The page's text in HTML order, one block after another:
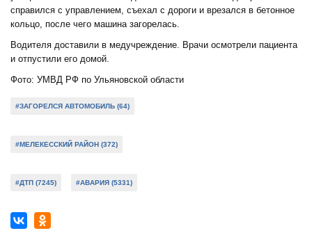
справился с управлением, съехал с дороги и врезался в бетонное
кольцо, после чего машина загорелась.
Водителя доставили в медучреждение. Врачи осмотрели пациента
и отпустили его домой.
Фото: УМВД РФ по Ульяновской области
#ЗАГОРЕЛСЯ АВТОМОБИЛЬ (64)
#МЕЛЕКЕССКИЙ РАЙОН (372)
#ДТП (7245) #АВАРИЯ (5331)